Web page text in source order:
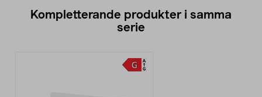
Kompletterande produkter i samma
serie